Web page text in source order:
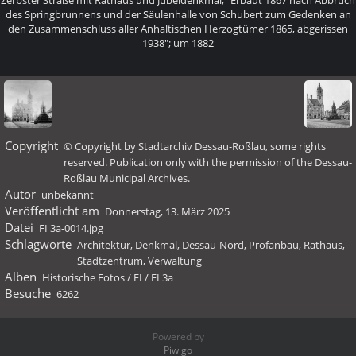
des Springbrunnens und der Säulenhalle von Schubert zum Gedenken an
den Zusammenschluss aller Anhaltischen Herzogtümer 1865, abgerissen
1938"; um 1882
Copyright © Copyright by Stadtarchiv Dessau-Roßlau, some rights
reserved. Publication only with the permission of the Dessau-
Roßlau Municipal Archives.
Autor unbekannt
Veröffentlicht am Donnerstag, 13. März 2025
Datei FI 3a-0014.jpg
Schlagworte Architektur, Denkmal, Dessau-Nord, Profanbau, Rathaus,
Stadtzentrum,Verwaltung
Alben Historische Fotos/ FI / FI 3a
Besuche 6262
Powered by
Piwigo